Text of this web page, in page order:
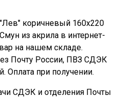
коричневый 160x220
из акрила в интернет-
на нашем складе.
Почту России, ПВЗ СДЭК
Оплата при получении.
СДЭК и отделения Почты